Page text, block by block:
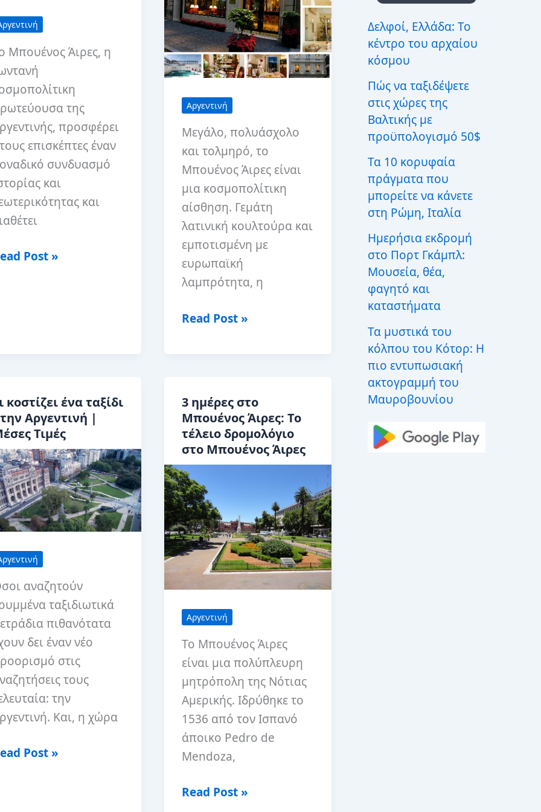
Μπουένος Άιρες, η
της
προσφέρει
επισκέπτες έναν
συνδυασμό
και
και
Post »
Αργεντινή
Μεγάλο, πολυάσχολο
και τολμηρό, το
Μπουένος Άιρες είναι
μια κοσμοπολίτικη
αίσθηση. Γεμάτη
λατινική κουλτούρα και
εμποτισμένη με
ευρωπαϊκή
λαμπρότητα, η
Πού
Άιρες:
Καλύτερες
περιοχές
και
ξενοδοχεία
Read Post »
κοστίζει ένα ταξίδι
Αργεντινή |
Τιμές
αναζητούν
ταξιδιωτικά
πιθανότατα
δει έναν νέο
στις
τους
την
Και, η χώρα
Post »
3 ημέρες στο
Μπουένος Άιρες: Το
τέλειο δρομολόγιο
στο Μπουένος Άιρες
Αργεντινή
Το Μπουένος Άιρες
είναι μια πολύπλευρη
μητρόπολη της Νότιας
Αμερικής. Ιδρύθηκε το
1536 από τον Ισπανό
άποικο Pedro de
Mendoza,
3
Read Post »
:Δελφοί, Ελλάδα: Το
κέντρο του αρχαίου
κόσμου
Πώς να ταξιδέψετε
στις χώρες της
Βαλτικής με
προϋπολογισμό 50$
Τα 10 κορυφαία
πράγματα που
μπορείτε να κάνετε
στη Ρώμη, Ιταλία
Ημερήσια εκδρομή
στο Πορτ Γκάμπλ:
Μουσεία, θέα,
φαγητό και
καταστήματα
Τα μυστικά του
κόλπου του Κότορ: Η
πιο εντυπωσιακή
ακτογραμμή του
Μαυροβουνίου